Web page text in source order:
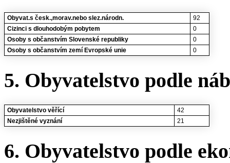
Obyvat.s česk.,morav.nebo slez.národn.
92
Cizinci s dlouhodobým pobytem
0
Osoby s občanstvím Slovenské republiky
0
Osoby s občanstvím zemí Evropské unie
0
5. Obyvatelstvo podle
Obyvatelstvo věřící
42
Nezjištěné vyznání
21
6. Obyvatelstvo podle